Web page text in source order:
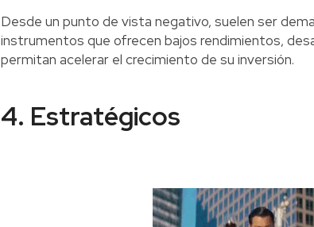
Desde un punto de vista negativo, suelen ser
instrumentos que ofrecen bajos rendimientos,
permitan acelerar el crecimiento de su inversión.
4. Estratégicos